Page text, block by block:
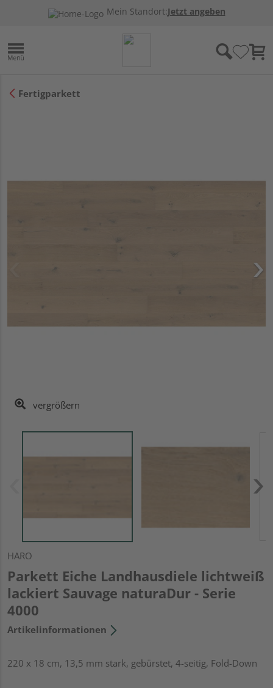
Mein Standort:Jetzt angeben
Fertigparkett
vergrößern
HARO
Parkett Eiche Landhausdiele lichtweiß
lackiert Sauvage naturaDur - Serie
4000
Artikelinformationen
220 x 18 cm, 13,5 mm stark, gebürstet, 4-seitig, Fold-Down